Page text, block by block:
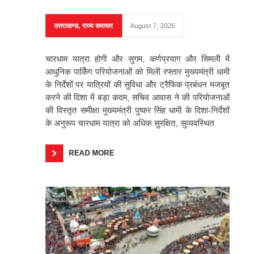
उत्तराखण्ड,राज्य समाचार August 7, 2026
चारधाम यात्रा होगी और सुगम, कर्णप्रयाग और सिमली में
आधुनिक पार्किंग परियोजनाओं को मिली रफ्तार मुख्यमंत्री धामी
के निर्देशों पर यात्रियों की सुविधा और ट्रैफिक प्रबंधन मजबूत
करने की दिशा में बड़ा कदम, सचिव आवास ने की परियोजनाओं
की विस्तृत समीक्षा मुख्यमंत्री पुष्कर सिंह धामी के दिशा-निर्देशों
के अनुरूप चारधाम यात्रा को अधिक सुरक्षित, सुव्यवस्थित
READ MORE